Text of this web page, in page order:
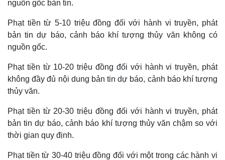
nguồn gốc bản tin.
Phạt tiền từ 5-10 triệu đồng đối với hành vi truyền, phát
bản tin dự báo, cảnh báo khí tượng thủy văn không có
nguồn gốc.
Phạt tiền từ 10-20 triệu đồng đối với hành vi truyền, phát
không đầy đủ nội dung bản tin dự báo, cảnh báo khí tượng
thủy văn.
Phạt tiền từ 20-30 triệu đồng đối với hành vi truyền, phát
bản tin dự báo, cảnh báo khí tượng thủy văn chậm so với
thời gian quy định.
Phạt tiền từ 30-40 triệu đồng đối với một trong các hành vi